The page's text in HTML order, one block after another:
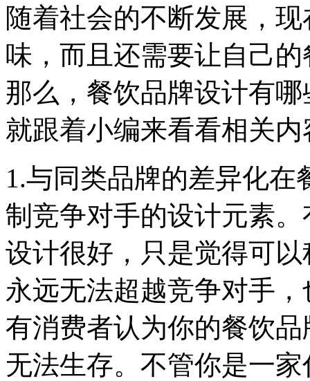
随着社会的不断发展，
味，而且还需要让自己
那么，餐饮品牌设计有
就跟着小编来看看相关内
1.与同类品牌的差异化
制竞争对手的设计元素
设计很好，只是觉得可
永远无法超越竞争对手
有消费者认为你的餐饮
无法生存。不管你是一